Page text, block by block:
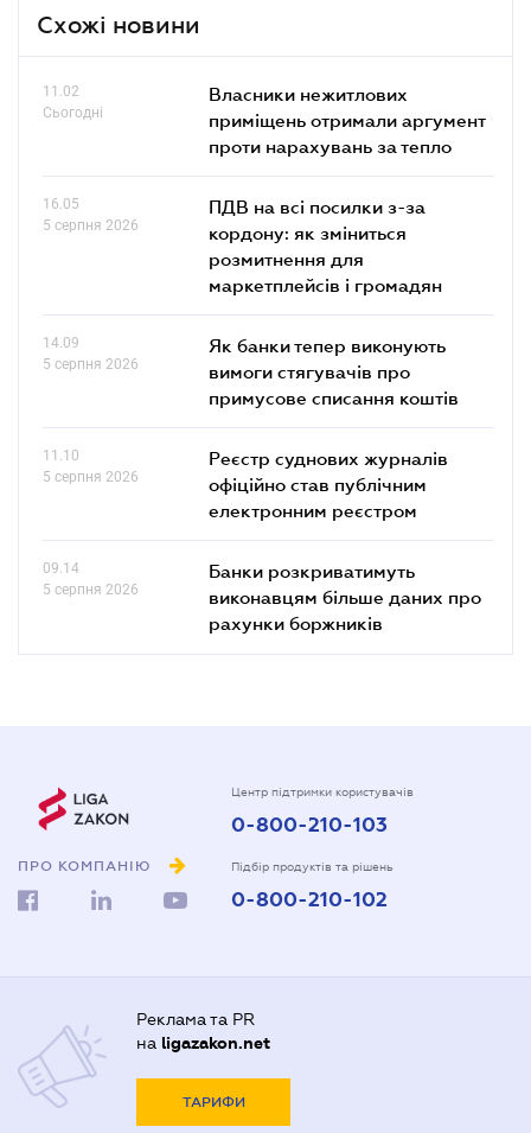
Схожі новини
11.02
Сьогодні
Власники нежитлових
приміщень отримали аргумент
проти нарахувань за тепло
16.05
5 серпня 2026
ПДВ на всі посилки з-за
кордону: як зміниться
розмитнення для
маркетплейсів і громадян
14.09
5 серпня 2026
Як банки тепер виконують
вимоги стягувачів про
примусове списання коштів
11.10
5 серпня 2026
Реєстр суднових журналів
офіційно став публічним
електронним реєстром
09.14
5 серпня 2026
Банки розкриватимуть
виконавцям більше даних про
рахунки боржників
ПРО КОМПАНІЮ
Центр підтримки користувачів
0-800-210-103
Підбір продуктів та рішень
0-800-210-102
Реклама та PR
на ligazakon.net
ТАРИФИ